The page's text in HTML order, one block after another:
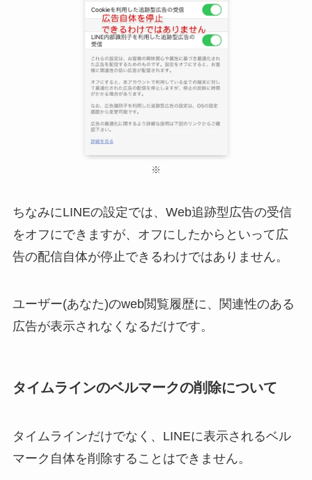
※
ちなみにLINEの設定では、Web追跡型広告の受信
をオフにできますが、 オフにしたからといって広
告の配信自体が停止できるわけではありません。
ユーザー(あなた)のweb閲覧履歴に、関連性のある
広告が表示されなくなるだけです。
タイムラインのベルマークの削除について
タイムラインだけでなく、LINEに表示されるベル
マーク自体を削除することはできません。